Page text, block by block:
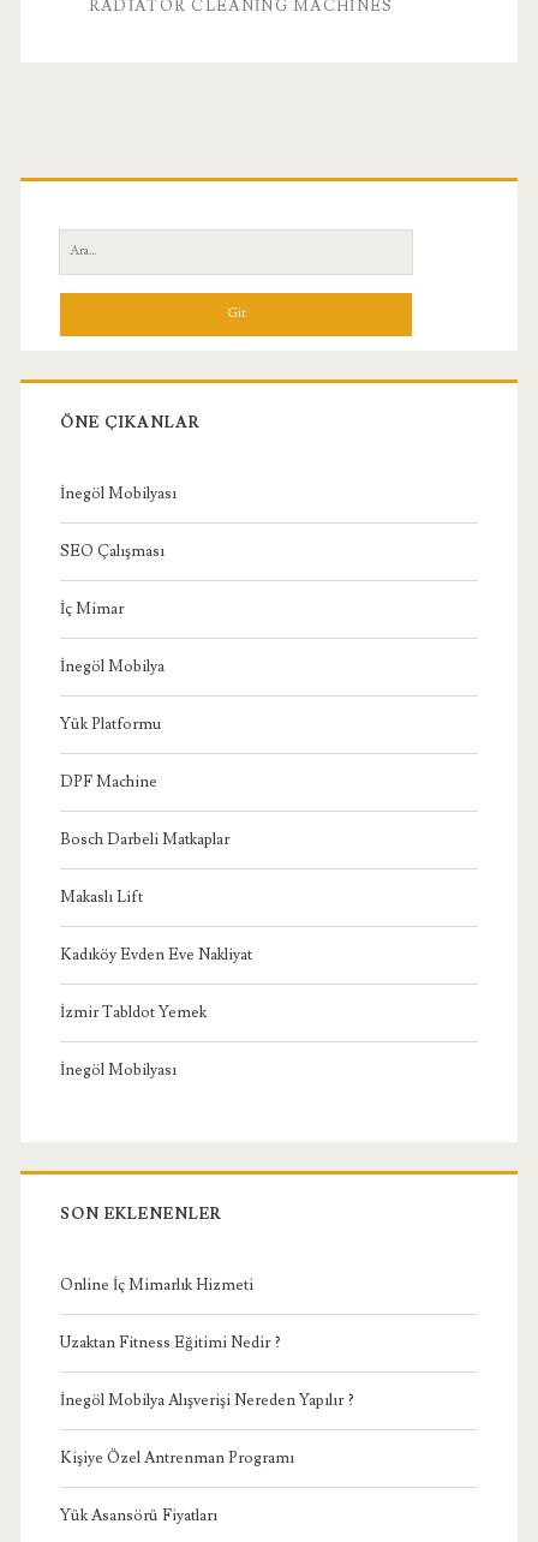
RADIATOR CLEANING MACHINES
Birincil
Yan
Menü
Ara:
ÖNE ÇIKANLAR
İnegöl Mobilyası
SEO Çalışması
İç Mimar
İnegöl Mobilya
Yük Platformu
DPF Machine
Bosch Darbeli Matkaplar
Makaslı Lift
Kadıköy Evden Eve Nakliyat
İzmir Tabldot Yemek
İnegöl Mobilyası
SON EKLENENLER
Online İç Mimarlık Hizmeti
Uzaktan Fitness Eğitimi Nedir ?
İnegöl Mobilya Alışverişi Nereden Yapılır ?
Kişiye Özel Antrenman Programı
Yük Asansörü Fiyatları